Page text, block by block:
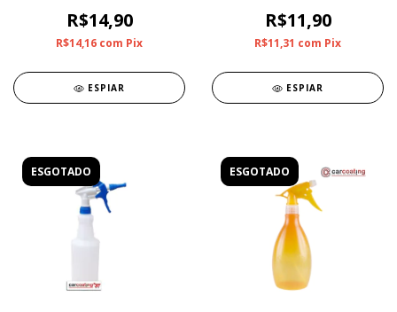
R$14,90
R$14,16 com Pix
ESPIAR
R$11,90
R$11,31 com Pix
ESPIAR
ESGOTADO ESGOTADO